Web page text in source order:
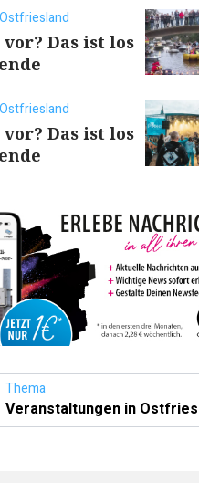
Das ist los
Das ist los
Thema
Veranstaltungen in